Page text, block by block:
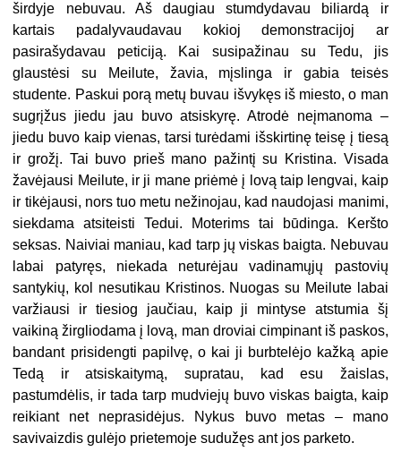
širdyje nebuvau. Aš daugiau stumdydavau biliardą ir
kartais padalyvaudavau kokioj demonstracijoj ar
pasirašydavau peticiją. Kai susipažinau su Tedu, jis
glaustėsi su Meilute, žavia, mįslinga ir gabia teisės
studente. Paskui porą metų buvau išvykęs iš miesto, o man
sugrįžus jiedu jau buvo atsiskyrę. Atrodė neįmanoma –
jiedu buvo kaip vienas, tarsi turėdami išskirtinę teisę į tiesą
ir grožį. Tai buvo prieš mano pažintį su Kristina. Visada
žavėjausi Meilute, ir ji mane priėmė į lovą taip lengvai, kaip
ir tikėjausi, nors tuo metu nežinojau, kad naudojasi manimi,
siekdama atsiteisti Tedui. Moterims tai būdinga. Keršto
seksas. Naiviai maniau, kad tarp jų viskas baigta. Nebuvau
labai patyręs, niekada neturėjau vadinamųjų pastovių
santykių, kol nesutikau Kristinos. Nuogas su Meilute labai
varžiausi ir tiesiog jaučiau, kaip ji mintyse atstumia šį
vaikiną žirgliodama į lovą, man droviai cimpinant iš paskos,
bandant prisidengti papilvę, o kai ji burbtelėjo kažką apie
Tedą ir atsiskaitymą, supratau, kad esu žaislas,
pastumdėlis, ir tada tarp mudviejų buvo viskas baigta, kaip
reikiant net neprasidėjus. Nykus buvo metas – mano
savivaizdis gulėjo prietemoje sudužęs ant jos parketo.